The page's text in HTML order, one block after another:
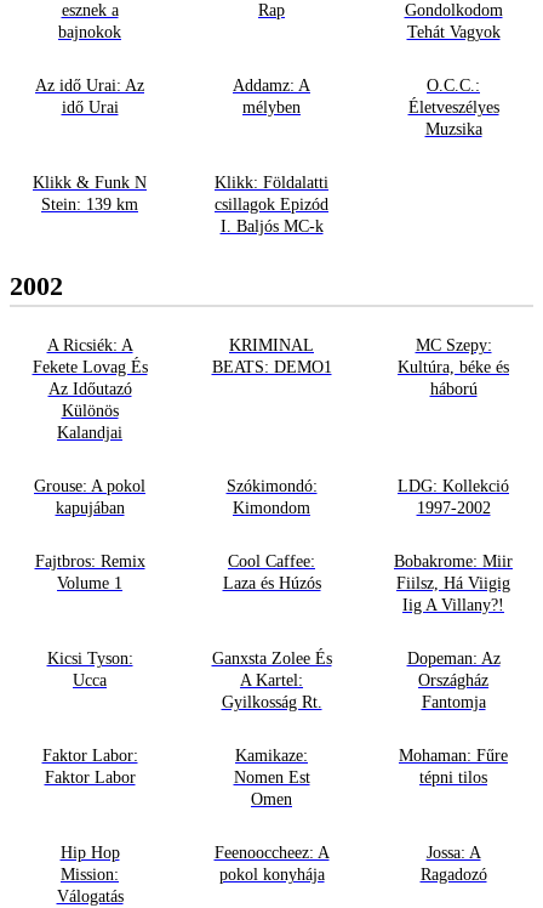
esznek a
bajnokok
Rap
Gondolkodom
Tehát Vagyok
Az idő Urai: Az
idő Urai
Addamz: A
mélyben
O.C.C.:
Életveszélyes
Muzsika
Klikk & Funk N
Stein: 139 km
Klikk: Földalatti
csillagok Epizód
I. Baljós MC-k
2002
A Ricsiék: A
Fekete Lovag És
Az Időutazó
Különös
Kalandjai
KRIMINAL
BEATS: DEMO1
MC Szepy:
Kultúra, béke és
háború
Grouse: A pokol
kapujában
Szókimondó:
Kimondom
LDG: Kollekció
1997-2002
Fajtbros: Remix
Volume 1
Cool Caffee:
Laza és Húzós
Bobakrome: Miir
Fiilsz, Há Viigig
Iig A Villany?!
Kicsi Tyson:
Ucca
Ganxsta Zolee És
A Kartel:
Gyilkosság Rt.
Dopeman: Az
Országház
Fantomja
Faktor Labor:
Faktor Labor
Kamikaze:
Nomen Est
Omen
Mohaman: Fűre
tépni tilos
Hip Hop
Mission:
Válogatás
Feenooccheez: A
pokol konyhája
Jossa: A
Ragadozó